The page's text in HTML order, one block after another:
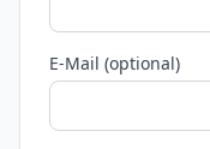
E-Mail (optional)